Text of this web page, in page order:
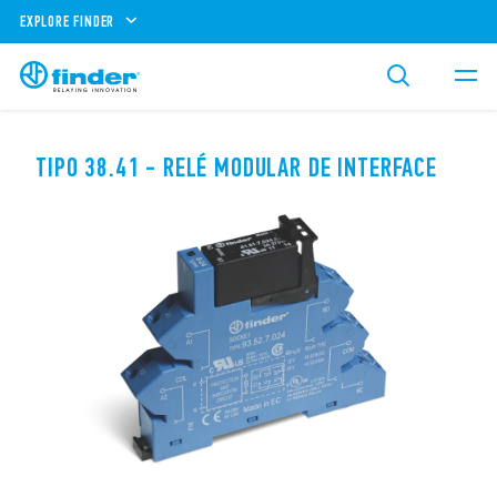
EXPLORE FINDER
TIPO 38.41 - RELÉ MODULAR DE INTERFACE